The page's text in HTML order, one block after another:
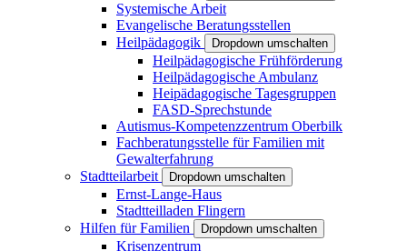
Systemische Arbeit
Evangelische Beratungsstellen
Heilpädagogik
Dropdown umschalten
Heilpädagogische Frühförderung
Heilpädagogische Ambulanz
Heipädagogische Tagesgruppen
FASD-Sprechstunde
Autismus-Kompetenzzentrum Oberbilk
Fachberatungsstelle für Familien mit
Gewalterfahrung
Stadtteilarbeit
Dropdown umschalten
Ernst-Lange-Haus
Stadtteilladen Flingern
Hilfen für Familien
Dropdown umschalten
Krisenzentrum